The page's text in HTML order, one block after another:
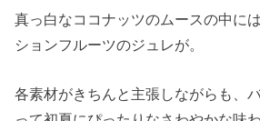
真っ白なココナッツのムースの中に
ションフルーツのジュレが。
各素材がきちんと主張しながらも、